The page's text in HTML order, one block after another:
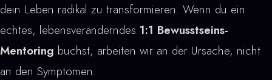
dein Leben radikal zu transformieren. Wenn du ein
echtes, lebensveränderndes 1:1 Bewusstseins-
Mentoring buchst, arbeiten wir an der Ursache, nicht
an den Symptomen.